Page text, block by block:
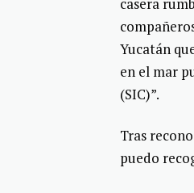
Yucatán
en el mar
(SIC)”.
Tras
puedo